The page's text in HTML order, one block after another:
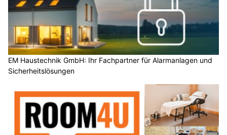
EM Haustechnik GmbH: Ihr Fachpartner für Alarmanlagen und
Sicherheitslösungen